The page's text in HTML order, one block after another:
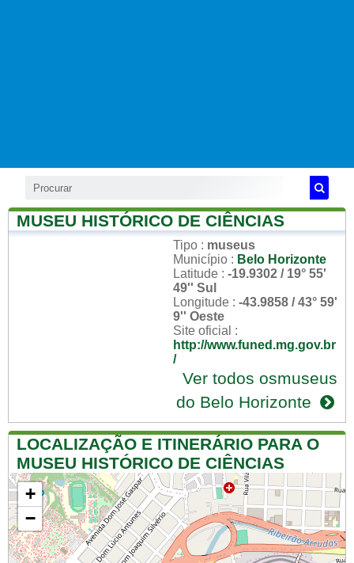
MUSEU HISTÓRICO DE CIÊNCIAS
Tipo : museus
Município : Belo Horizonte
Latitude : -19.9302 / 19° 55'
49'' Sul
Longitude : -43.9858 / 43° 59'
9'' Oeste
Site oficial :
http://www.funed.mg.gov.br
/
Ver todos osmuseus
do Belo Horizonte
LOCALIZAÇÃO E ITINERÁRIO PARA O
MUSEU HISTÓRICO DE CIÊNCIAS
+
−